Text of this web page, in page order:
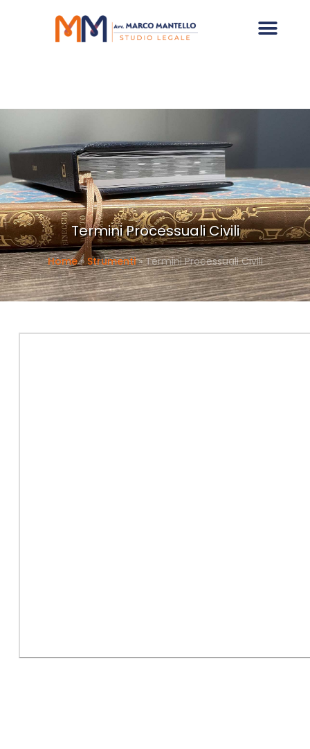
Termini Processuali Civili
Home»Strumenti»Termini Processuali Civili